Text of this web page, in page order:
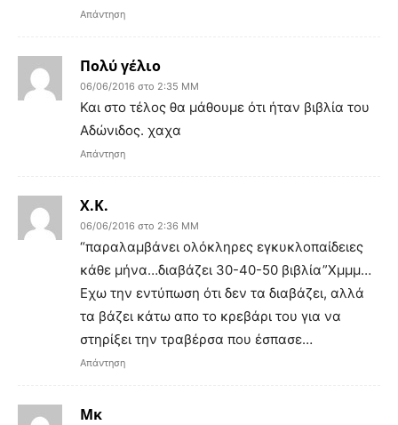
Απάντηση
Πολύ γέλιο
06/06/2016 στο 2:35 ΜΜ
Και στο τέλος θα μάθουμε ότι ήταν βιβλία του
Αδώνιδος. χαχα
Απάντηση
Χ.Κ.
06/06/2016 στο 2:36 ΜΜ
“παραλαμβάνει ολόκληρες εγκυκλοπαίδειες
κάθε μήνα…διαβάζει 30-40-50 βιβλία”Χμμμ…
Εχω την εντύπωση ότι δεν τα διαβάζει, αλλά
τα βάζει κάτω απο το κρεβάρι του για να
στηρίξει την τραβέρσα που έσπασε…
Απάντηση
Μκ